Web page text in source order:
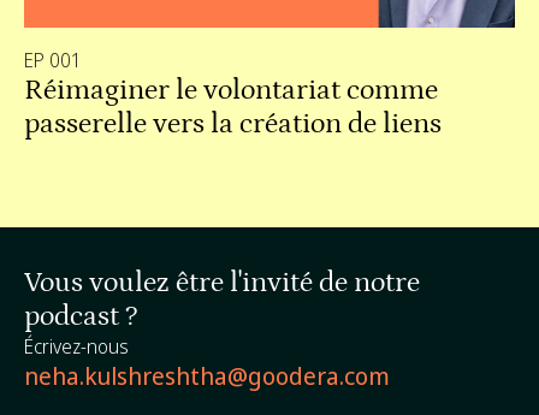
EP 001
Réimaginer le volontariat comme
passerelle vers la création de liens
Vous voulez être l'invité de notre
podcast ?
Écrivez-nous
neha.kulshreshtha@goodera.com